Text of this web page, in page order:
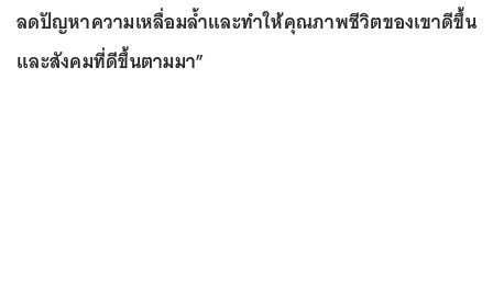
ลดปัญหาความเหลื่อมล้ำและทำให้คุณภาพชีวิตของเขาดีขึ้น
และสังคมที่ดีขึ้นตามมา”